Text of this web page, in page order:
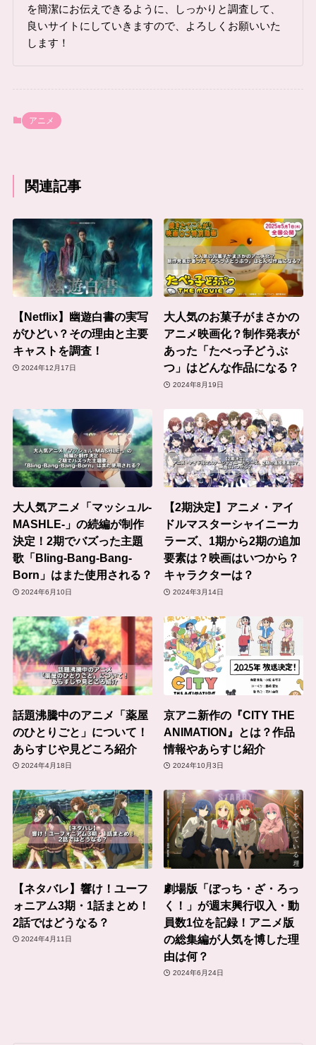
を簡潔にお伝えできるように、しっかりと調査して、
良いサイトにしていきますので、よろしくお願いいた
します！
アニメ
関連記事
【Netflix】幽遊白書の実写
がひどい？その理由と主要
キャストを調査！
2024年12月17日
大人気のお菓子がまさかの
アニメ映画化？制作発表が
あった「たべっ子どうぶ
つ」はどんな作品になる？
2024年8月19日
大人気アニメ「マッシュル-
MASHLE-」の続編が制作
決定！2期でバズった主題
歌「Bling-Bang-Bang-
Born」はまた使用される？
2024年6月10日
【2期決定】アニメ・アイ
ドルマスターシャイニーカ
ラーズ、1期から2期の追加
要素は？映画はいつから？
キャラクターは？
2024年3月14日
話題沸騰中のアニメ「薬屋
のひとりごと」について！
あらすじや見どころ紹介
2024年4月18日
京アニ新作の『CITY THE
ANIMATION』とは？作品
情報やあらすじ紹介
2024年10月3日
【ネタバレ】響け！ユーフ
ォニアム3期・1話まとめ！
2話ではどうなる？
2024年4月11日
劇場版「ぼっち・ざ・ろっ
く！」が週末興行収入・動
員数1位を記録！アニメ版
の総集編が人気を博した理
由は何？
2024年6月24日